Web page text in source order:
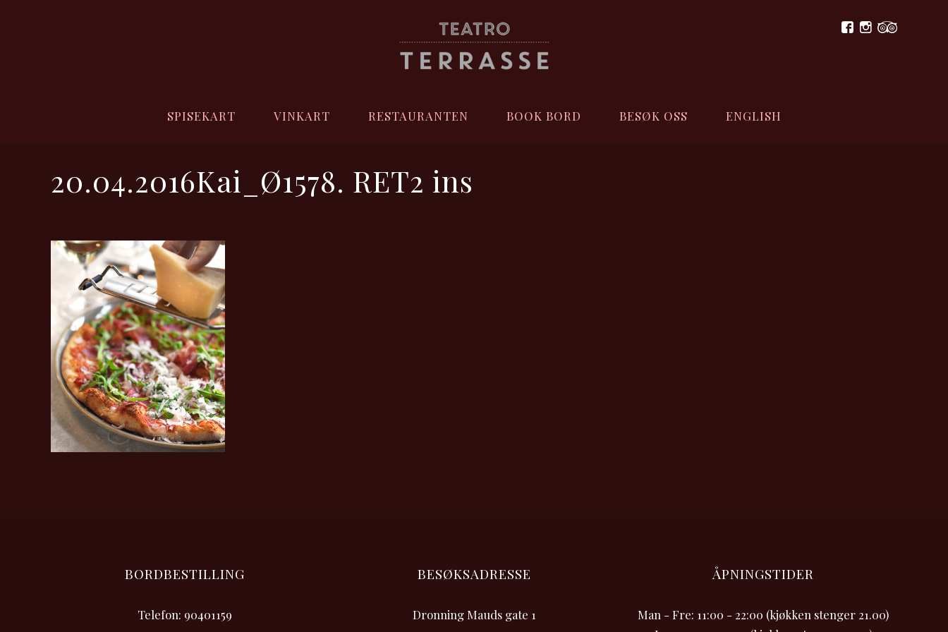
SPISEKART VINKART RESTAURANTEN BOOK BORD BESØK OSS ENGLISH
20.04.2016Kai_Ø1578. RET2 ins
BORDBESTILLING
Telefon: 90401159
BESØKSADRESSE
Dronning Mauds gate 1
ÅPNINGSTIDER
Man - Fre: 11:00 - 22:00 (kjøkken stenger 21.00)